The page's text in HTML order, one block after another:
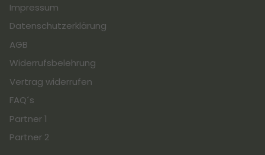
Impressum
Datenschutzerklärung
AGB
Widerrufsbelehrung
Vertrag widerrufen
FAQ´s
Partner 1
Partner 2